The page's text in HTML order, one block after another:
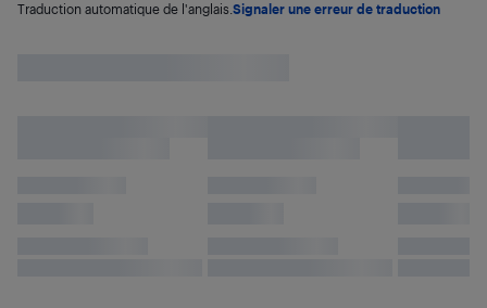
Traduction automatique de l'anglais. Signaler une erreur de traduction